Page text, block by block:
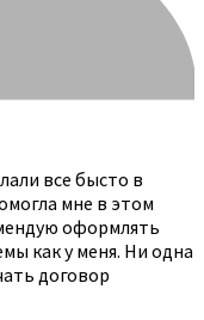
все бысто в
мне в этом
оформлять
как у меня. Ни одна
договор